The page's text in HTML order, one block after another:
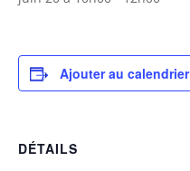
Ajouter au calendrier
DÉTAILS